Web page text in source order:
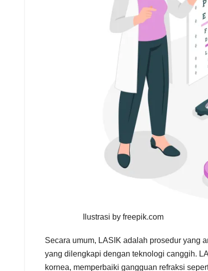
Ilustrasi by freepik.com
Secara umum, LASIK adalah prosedur yang
yang dilengkapi dengan teknologi canggih.
kornea, memperbaiki gangguan refraksi